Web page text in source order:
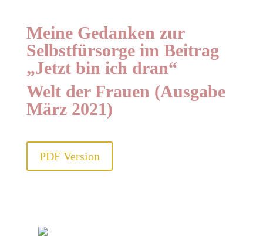
Meine Gedanken zur
Selbstfürsorge im Beitrag
„Jetzt bin ich dran“
Welt der Frauen (Ausgabe
März 2021)
PDF Version